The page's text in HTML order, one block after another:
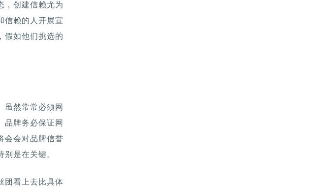
，创建信赖尤为
信赖的人开展宣
假如他们挑选的
虽然常常必须网
品牌务必保证网
会会对品牌信誉
是在关键。
团看上去比具体